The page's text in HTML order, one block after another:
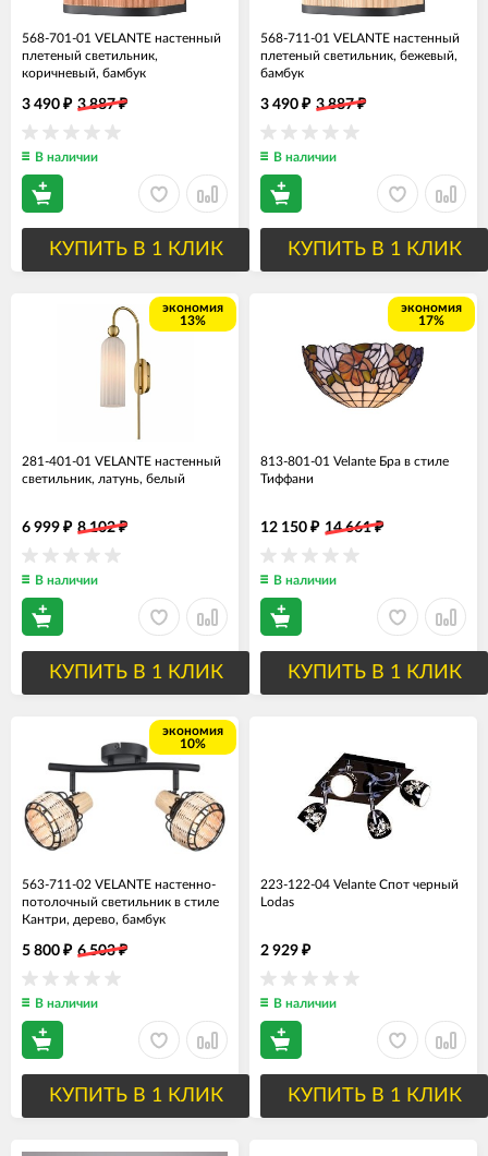
568-701-01 VELANTE настенный
плетеный светильник,
коричневый, бамбук
3 490 ₽ 3 887₽
В наличии
КУПИТЬ В 1 КЛИК
568-711-01 VELANTE настенный
плетеный светильник, бежевый,
бамбук
3 490 ₽ 3 887₽
В наличии
КУПИТЬ В 1 КЛИК
экономия
13%
281-401-01 VELANTE настенный
светильник, латунь, белый
6 999 ₽ 8 102₽
В наличии
КУПИТЬ В 1 КЛИК
экономия
17%
813-801-01 Velante Бра в стиле
Тиффани
12 150 ₽ 14 661₽
В наличии
КУПИТЬ В 1 КЛИК
экономия
10%
563-711-02 VELANTE настенно-
потолочный светильник в стиле
Кантри, дерево, бамбук
5 800 ₽ 6 503₽
В наличии
КУПИТЬ В 1 КЛИК
223-122-04 Velante Спот черный
Lodas
2 929 ₽
В наличии
КУПИТЬ В 1 КЛИК